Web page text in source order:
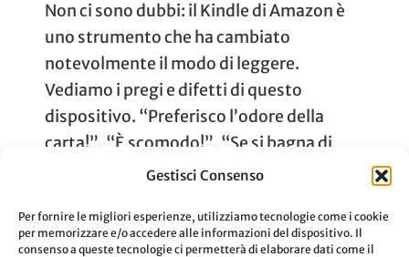
Gestisci Consenso
Per fornire le migliori esperienze, utilizziamo tecnologie come i cookie
per memorizzare e/o accedere alle informazioni del dispositivo. Il
consenso a queste tecnologie ci permetterà di elaborare dati come il
Non ci sono dubbi: il Kindle di Amazon è
uno strumento che ha cambiato
notevolmente il modo di leggere.
Vediamo i pregi e difetti di questo
dispositivo. “Preferisco l’odore della
carta!”, “È scomodo!”, “Se si bagna di
rompe!” e tante altre frasi, sono queste le
evitare di comprare un …